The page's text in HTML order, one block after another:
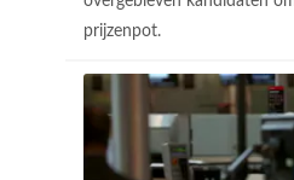
prijzenpot.